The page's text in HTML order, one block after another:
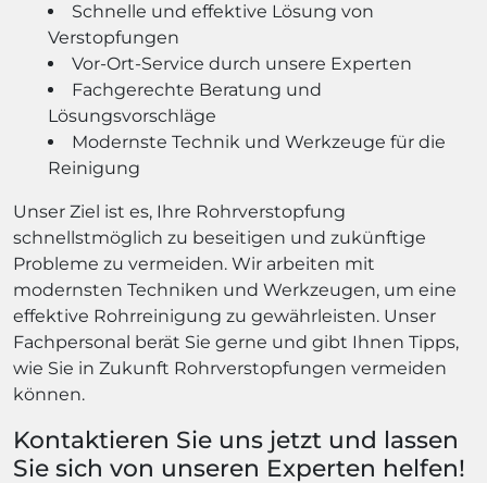
Schnelle und effektive Lösung von
Verstopfungen
Vor-Ort-Service durch unsere Experten
Fachgerechte Beratung und
Lösungsvorschläge
Modernste Technik und Werkzeuge für die
Reinigung
Unser Ziel ist es, Ihre Rohrverstopfung
schnellstmöglich zu beseitigen und zukünftige
Probleme zu vermeiden. Wir arbeiten mit
modernsten Techniken und Werkzeugen, um eine
effektive Rohrreinigung zu gewährleisten. Unser
Fachpersonal berät Sie gerne und gibt Ihnen Tipps,
wie Sie in Zukunft Rohrverstopfungen vermeiden
können.
Kontaktieren Sie uns jetzt und lassen
Sie sich von unseren Experten helfen!